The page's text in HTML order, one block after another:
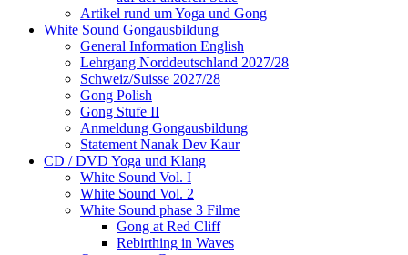
Artikel rund um Yoga und Gong
White Sound Gongausbildung
General Information English
Lehrgang Norddeutschland 2027/28
Schweiz/Suisse 2027/28
Gong Polish
Gong Stufe II
Anmeldung Gongausbildung
Statement Nanak Dev Kaur
CD / DVD Yoga und Klang
White Sound Vol. I
White Sound Vol. 2
White Sound phase 3 Filme
Gong at Red Cliff
Rebirthing in Waves